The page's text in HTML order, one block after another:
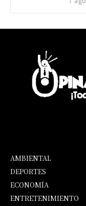
AMBIENTAL
DEPORTES
ECONOMÍA
ENTRETENIMIENTO